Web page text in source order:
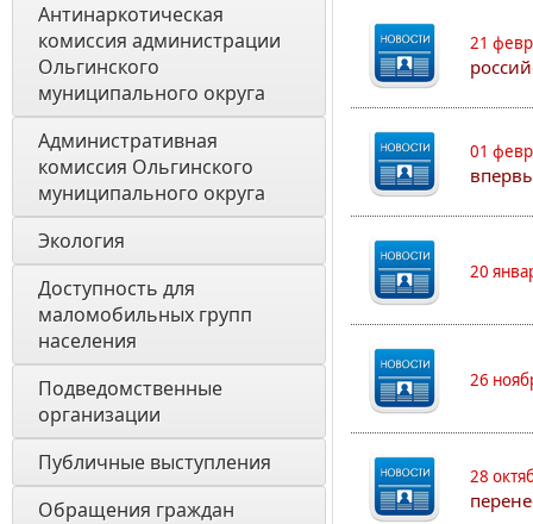
Антинаркотическая
комиссия администрации
Ольгинского
муниципального округа
Административная
комиссия Ольгинского
муниципального округа
Экология
Доступность для
маломобильных групп
населения
Подведомственные
организации
Публичные выступления
Обращения граждан
21
01
20
26
28